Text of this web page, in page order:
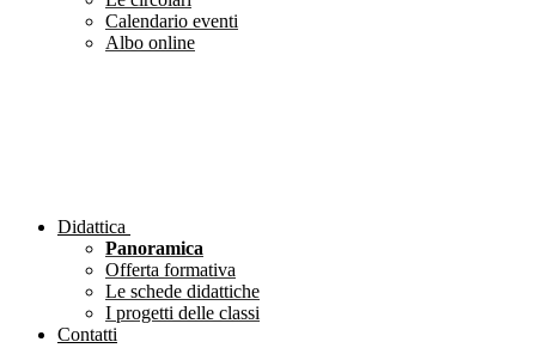
Calendario eventi
Albo online
Didattica
Panoramica
Offerta formativa
Le schede didattiche
I progetti delle classi
Contatti